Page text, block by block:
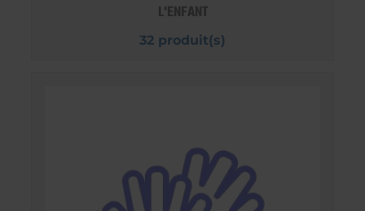
L'ENFANT
32 produit(s)